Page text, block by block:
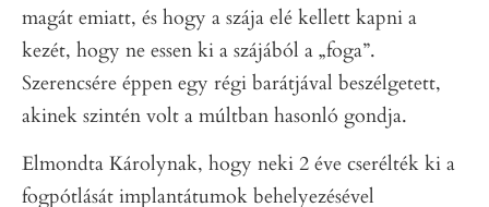
magát emiatt, és hogy a szája elé kellett kapni a
kezét, hogy ne essen ki a szájából a „foga”.
Szerencsére éppen egy régi barátjával beszélgetett,
akinek szintén volt a múltban hasonló gondja.
Elmondta Károlynak, hogy neki 2 éve cserélték ki a
fogpótlását implantátumok behelyezésével